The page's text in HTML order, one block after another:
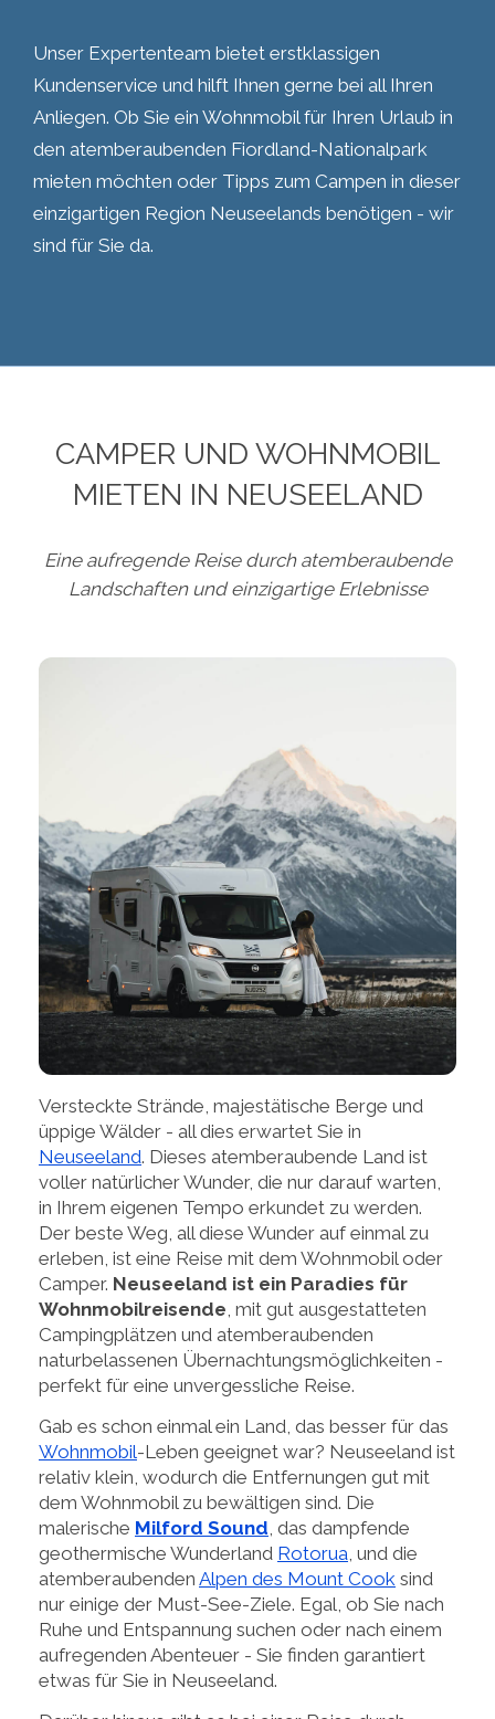
Unser Expertenteam bietet erstklassigen
Kundenservice und hilft Ihnen gerne bei all Ihren
Anliegen. Ob Sie ein Wohnmobil für Ihren Urlaub in
den atemberaubenden Fiordland-Nationalpark
mieten möchten oder Tipps zum Campen in dieser
einzigartigen Region Neuseelands benötigen - wir
sind für Sie da.
CAMPER UND WOHNMOBIL
MIETEN IN NEUSEELAND
Eine aufregende Reise durch atemberaubende
Landschaften und einzigartige Erlebnisse
Versteckte Strände, majestätische Berge und
üppige Wälder - all dies erwartet Sie in
Neuseeland. Dieses atemberaubende Land ist
voller natürlicher Wunder, die nur darauf warten,
in Ihrem eigenen Tempo erkundet zu werden.
Der beste Weg, all diese Wunder auf einmal zu
erleben, ist eine Reise mit dem Wohnmobil oder
Camper. Neuseeland ist ein Paradies für
Wohnmobilreisende, mit gut ausgestatteten
Campingplätzen und atemberaubenden
naturbelassenen Übernachtungsmöglichkeiten -
perfekt für eine unvergessliche Reise.
Gab es schon einmal ein Land, das besser für das
Wohnmobil-Leben geeignet war? Neuseeland ist
relativ klein, wodurch die Entfernungen gut mit
dem Wohnmobil zu bewältigen sind. Die
malerische Milford Sound, das dampfende
geothermische Wunderland Rotorua, und die
atemberaubenden Alpen des Mount Cook sind
nur einige der Must-See-Ziele. Egal, ob Sie nach
Ruhe und Entspannung suchen oder nach einem
aufregenden Abenteuer - Sie finden garantiert
etwas für Sie in Neuseeland.